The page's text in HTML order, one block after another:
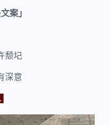
案」
颓圮
深意